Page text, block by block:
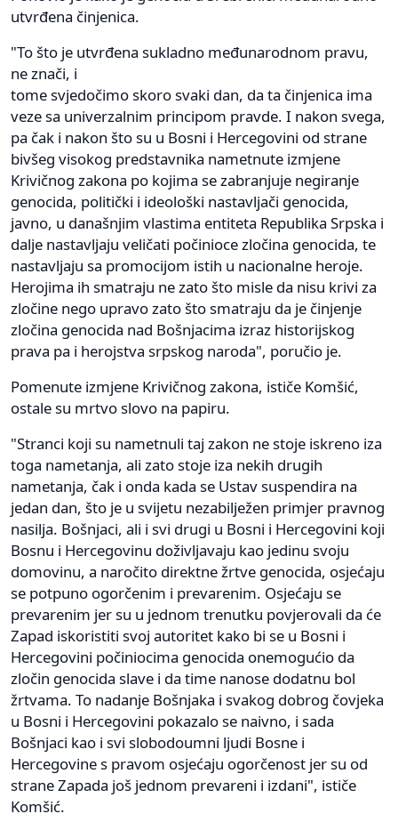
utvrđena činjenica.
"To što je utvrđena sukladno međunarodnom pravu,
ne znači, i
tome svjedočimo skoro svaki dan, da ta činjenica ima
veze sa univerzalnim principom pravde. I nakon svega,
pa čak i nakon što su u Bosni i Hercegovini od strane
bivšeg visokog predstavnika nametnute izmjene
Krivičnog zakona po kojima se zabranjuje negiranje
genocida, politički i ideološki nastavljači genocida,
javno, u današnjim vlastima entiteta Republika Srpska i
dalje nastavljaju veličati počinioce zločina genocida, te
nastavljaju sa promocijom istih u nacionalne heroje.
Herojima ih smatraju ne zato što misle da nisu krivi za
zločine nego upravo zato što smatraju da je činjenje
zločina genocida nad Bošnjacima izraz historijskog
prava pa i herojstva srpskog naroda", poručio je.
Pomenute izmjene Krivičnog zakona, ističe Komšić,
ostale su mrtvo slovo na papiru.
"Stranci koji su nametnuli taj zakon ne stoje iskreno iza
toga nametanja, ali zato stoje iza nekih drugih
nametanja, čak i onda kada se Ustav suspendira na
jedan dan, što je u svijetu nezabilježen primjer pravnog
nasilja. Bošnjaci, ali i svi drugi u Bosni i Hercegovini koji
Bosnu i Hercegovinu doživljavaju kao jedinu svoju
domovinu, a naročito direktne žrtve genocida, osjećaju
se potpuno ogorčenim i prevarenim. Osjećaju se
prevarenim jer su u jednom trenutku povjerovali da će
Zapad iskoristiti svoj autoritet kako bi se u Bosni i
Hercegovini počiniocima genocida onemogućio da
zločin genocida slave i da time nanose dodatnu bol
žrtvama. To nadanje Bošnjaka i svakog dobrog čovjeka
u Bosni i Hercegovini pokazalo se naivno, i sada
Bošnjaci kao i svi slobodoumni ljudi Bosne i
Hercegovine s pravom osjećaju ogorčenost jer su od
strane Zapada još jednom prevareni i izdani", ističe
Komšić.